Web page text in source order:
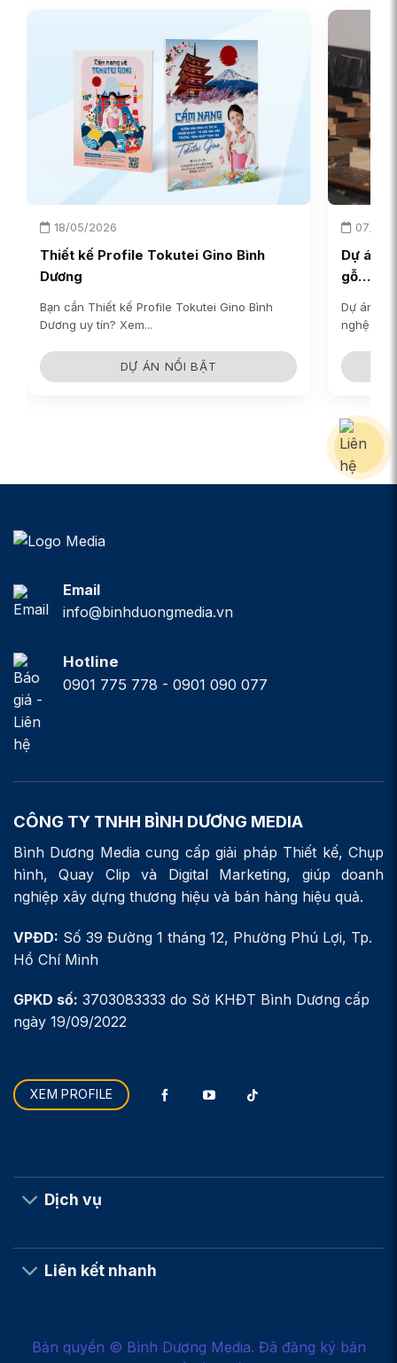
18/05/2026
Thiết kế Profile Tokutei Gino Bình
Dương
Bạn cần Thiết kế Profile Tokutei Gino Bình
Dương uy tín? Xem...
DỰ ÁN NỔI BẬT
07/03/
Dự án
gỗ…
Dự án
nghệ
Email
info@binhduongmedia.vn
Hotline
0901 775 778 - 0901 090 077
CÔNG TY TNHH BÌNH DƯƠNG MEDIA
Bình Dương Media cung cấp giải pháp Thiết kế, Chụp
hình, Quay Clip và Digital Marketing, giúp doanh
nghiệp xây dựng thương hiệu và bán hàng hiệu quả.
VPĐD: Số 39 Đường 1 tháng 12, Phường Phú Lợi, Tp.
Hồ Chí Minh
GPKD số: 3703083333 do Sở KHĐT Bình Dương cấp
ngày 19/09/2022
XEM PROFILE
Dịch vụ
Liên kết nhanh
Bản quyền © Bình Dương Media. Đã đăng ký bản